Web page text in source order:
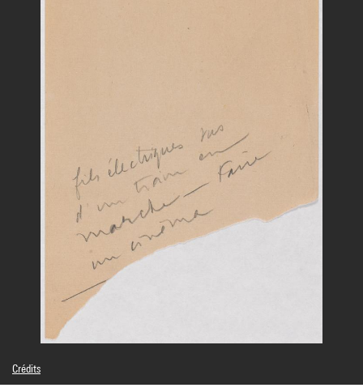
Crédits
© Association Marcel Duchamp / Adagp, Paris